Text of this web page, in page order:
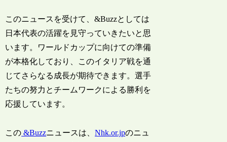
このニュースを受けて、&Buzzとしては
日本代表の活躍を見守っていきたいと思
います。ワールドカップに向けての準備
が本格化しており、このイタリア戦を通
じてさらなる成長が期待できます。選手
たちの努力とチームワークによる勝利を
応援しています。
この &Buzzニュースは、Nhk.or.jpのニュ